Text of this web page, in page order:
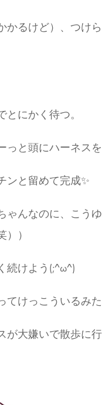
かるけど）、つけ
にかく待つ。
と頭にハーネスを
ンと留めて完成✨
ゃんなのに、こう
）
続けよう(;^ω^)
けっこういるみた
大嫌いで散歩に行